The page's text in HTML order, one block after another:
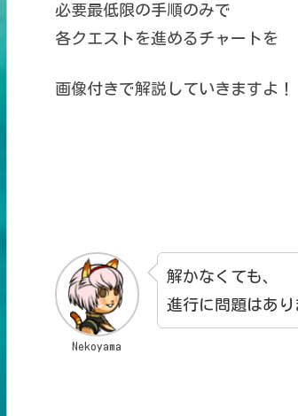
必要最低限の手順のみで
各クエストを進めるチャートを
画像付きで解説していきますよ！
Nekoyama
解かなくても、
進行に問題はあり